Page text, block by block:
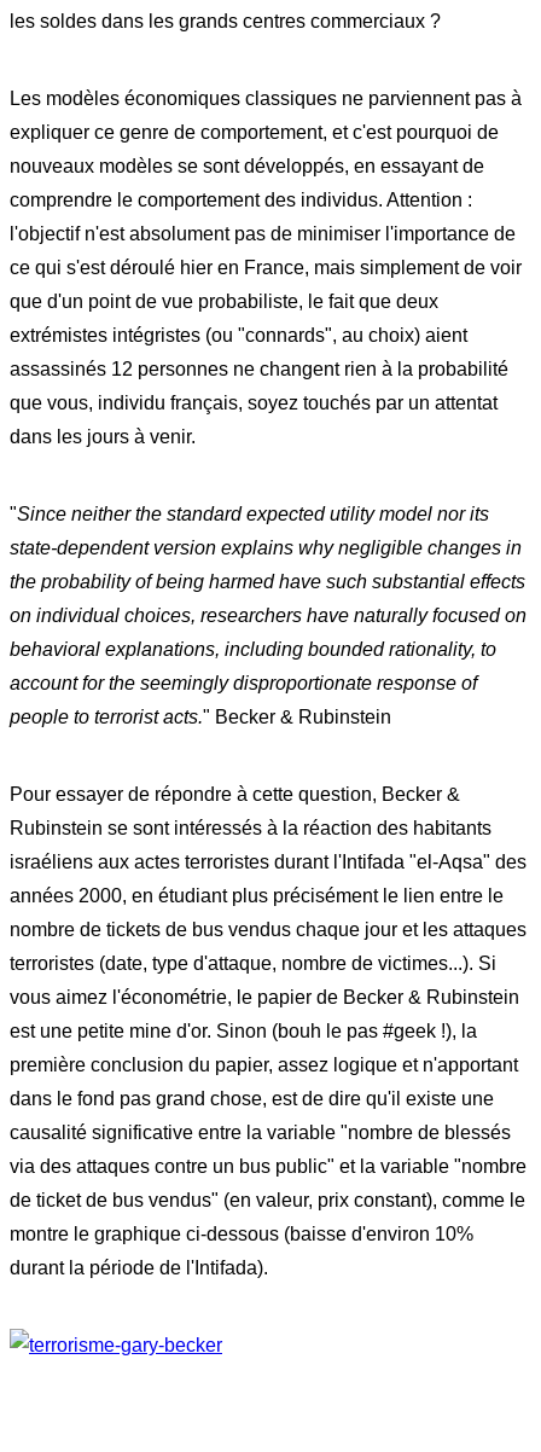
les soldes dans les grands centres commerciaux ?
Les modèles économiques classiques ne parviennent pas à
expliquer ce genre de comportement, et c'est pourquoi de
nouveaux modèles se sont développés, en essayant de
comprendre le comportement des individus. Attention :
l'objectif n'est absolument pas de minimiser l'importance de
ce qui s'est déroulé hier en France, mais simplement de voir
que d'un point de vue probabiliste, le fait que deux
extrémistes intégristes (ou "connards", au choix) aient
assassinés 12 personnes ne changent rien à la probabilité
que vous, individu français, soyez touchés par un attentat
dans les jours à venir.
"Since neither the standard expected utility model nor its
state-dependent version explains why negligible changes in
the probability of being harmed have such substantial effects
on individual choices, researchers have naturally focused on
behavioral explanations, including bounded rationality, to
account for the seemingly disproportionate response of
people to terrorist acts." Becker & Rubinstein
Pour essayer de répondre à cette question, Becker &
Rubinstein se sont intéressés à la réaction des habitants
israéliens aux actes terroristes durant l'Intifada "el-Aqsa" des
années 2000, en étudiant plus précisément le lien entre le
nombre de tickets de bus vendus chaque jour et les attaques
terroristes (date, type d'attaque, nombre de victimes...). Si
vous aimez l'économétrie, le papier de Becker & Rubinstein
est une petite mine d'or. Sinon (bouh le pas #geek !), la
première conclusion du papier, assez logique et n'apportant
dans le fond pas grand chose, est de dire qu'il existe une
causalité significative entre la variable "nombre de blessés
via des attaques contre un bus public" et la variable "nombre
de ticket de bus vendus" (en valeur, prix constant), comme le
montre le graphique ci-dessous (baisse d'environ 10%
durant la période de l'Intifada).